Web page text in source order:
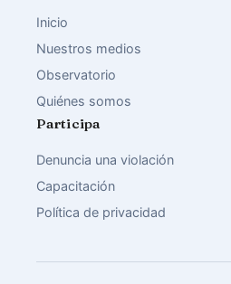
Inicio
Nuestros medios
Observatorio
Quiénes somos
Participa
Denuncia una violación
Capacitación
Política de privacidad